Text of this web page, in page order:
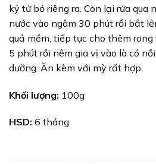
kỷ tử bỏ riêng ra. Còn lại rửa qua
nước vào ngâm 30 phút rồi bắt
quả mềm, tiếp tục cho thêm
5 phút rồi nêm gia vị vào là có
dưỡng. Ăn kèm với mỳ rất hợp.
Khối lượng: 100g
HSD: 6 tháng